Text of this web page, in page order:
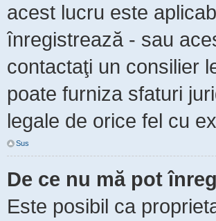
acest lucru este
înregistrează - sau
contactaţi un consilier
poate furniza sfaturi
legale de orice fel cu
Sus
De ce nu mă pot
Este posibil ca